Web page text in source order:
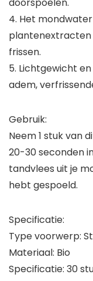
doorspoelen.
4. Het
plantenextracten
frissen.
5. Lichtgewicht
adem,
Gebruik:
Neem 1 stuk van
20-30 seconden
tandvlees uit je
hebt gespoeld.
Specificatie:
Type voorwerp:
Materiaal: Bio
Specificatie: 30